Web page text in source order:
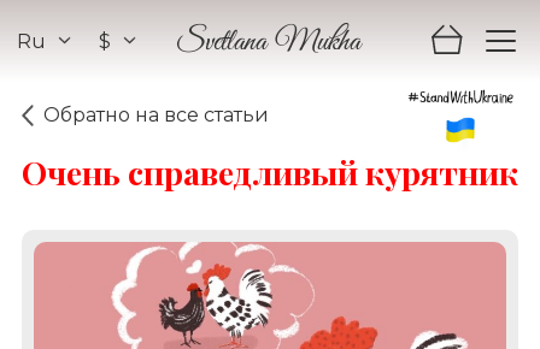
Svetlana Mukha
$
Ru
Обратно на все статьи
Очень справедливый курятник